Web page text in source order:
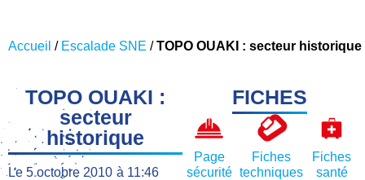
Accueil / Escalade SNE /TOPO OUAKI : secteur historique
TOPO OUAKI :
secteur
historique
Le 5 octobre 2010 à 11:46
FICHES
Page
sécurité
Fiches
techniques
Fiches
santé